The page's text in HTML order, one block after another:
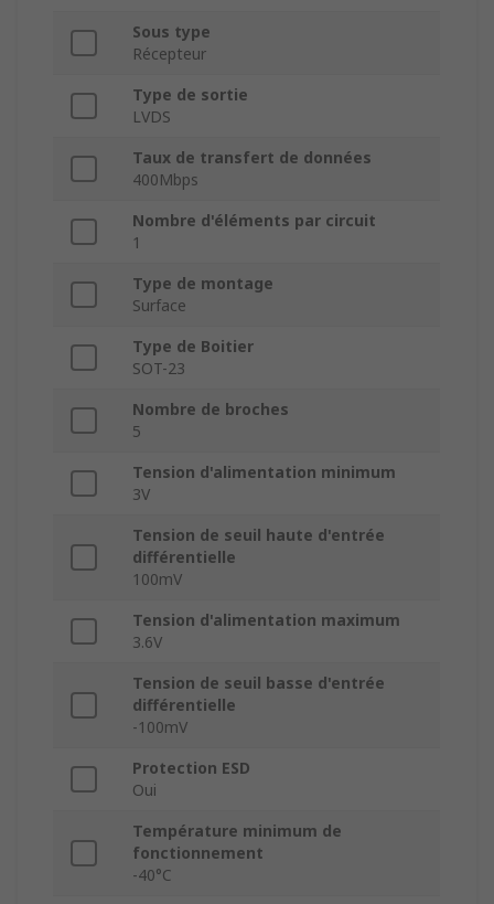
Sous type
Récepteur
Type de sortie
LVDS
Taux de transfert de données
400Mbps
Nombre d'éléments par circuit
1
Type de montage
Surface
Type de Boitier
SOT-23
Nombre de broches
5
Tension d'alimentation minimum
3V
Tension de seuil haute d'entrée
différentielle
100mV
Tension d'alimentation maximum
3.6V
Tension de seuil basse d'entrée
différentielle
-100mV
Protection ESD
Oui
Température minimum de
fonctionnement
-40°C